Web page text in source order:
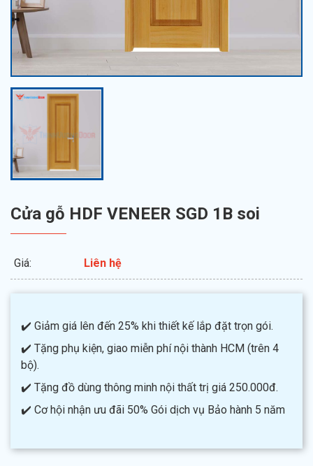
Cửa gỗ HDF VENEER SGD 1B soi
Giá: Liên hệ
✔️ Giảm giá lên đến 25% khi thiết kế lắp đặt trọn gói.
✔️ Tặng phụ kiện, giao miễn phí nội thành HCM (trên 4
bộ).
✔️ Tặng đồ dùng thông minh nội thất trị giá 250.000đ.
✔️ Cơ hội nhận ưu đãi 50% Gói dịch vụ Bảo hành 5 năm